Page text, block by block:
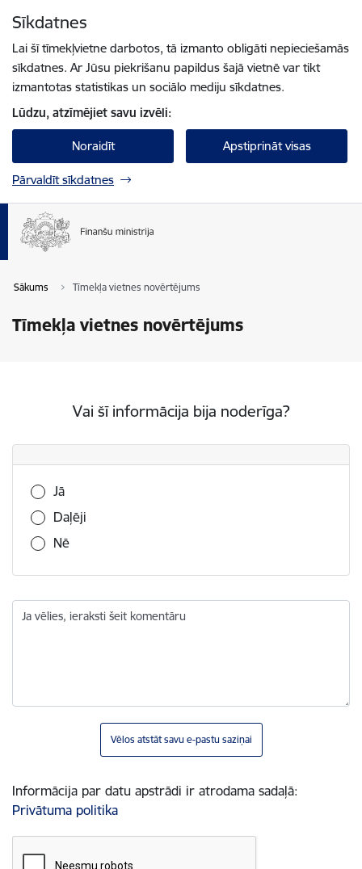
Sīkdatnes
Lai šī tīmekļvietne darbotos, tā izmanto obligāti nepieciešamās
sīkdatnes. Ar Jūsu piekrišanu papildus šajā vietnē var tikt
izmantotas statistikas un sociālo mediju sīkdatnes.
Lūdzu, atzīmējiet savu izvēli:
Noraidīt Apstiprināt visas
Pārvaldīt sīkdatnes
Sākums Tīmekļa vietnes novērtējums
Tīmekļa vietnes novērtējums
Vai šī informācija bija noderīga?
Vai šī informācija bija noderīga?
Jā
Daļēji
Nē
Ja vēlies, ieraksti šeit komentāru
Vēlos atstāt savu e-pastu saziņai
Informācija par datu apstrādi ir atrodama sadaļā:
Privātuma politika